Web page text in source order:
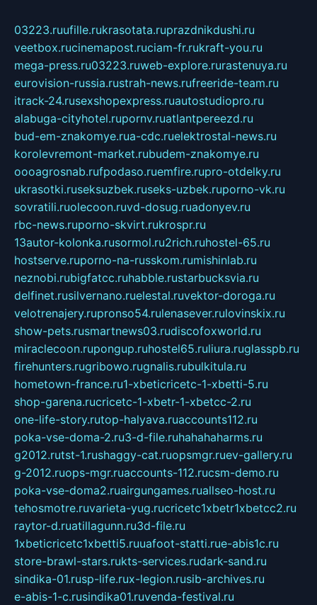
03223.ruufille.rukrasotata.ruprazdnikdushi.ru
veetbox.rucinemapost.ruciam-fr.rukraft-you.ru
mega-press.ru03223.ruweb-explore.rurastenuya.ru
eurovision-russia.rustrah-news.rufreeride-team.ru
itrack-24.rusexshopexpress.ruautostudiopro.ru
alabuga-cityhotel.rupornv.ruatlantpereezd.ru
bud-em-znakomye.rua-cdc.ruelektrostal-news.ru
korolevremont-market.rubudem-znakomye.ru
oooagrosnab.rufpodaso.ruemfire.rupro-otdelky.ru
ukrasotki.ruseksuzbek.ruseks-uzbek.ruporno-vk.ru
sovratili.ruolecoon.ruvd-dosug.ruadonyev.ru
rbc-news.ruporno-skvirt.rukrospr.ru
13autor-kolonka.rusormol.ru2rich.ruhostel-65.ru
hostserve.ruporno-na-russkom.rumishinlab.ru
neznobi.rubigfatcc.ruhabble.rustarbucksvia.ru
delfinet.rusilvernano.ruelestal.ruvektor-doroga.ru
velotrenajery.rupronso54.rulenasever.rulovinskix.ru
show-pets.rusmartnews03.rudiscofoxworld.ru
miraclecoon.rupongup.ruhostel65.ruliura.ruglasspb.ru
firehunters.rugribowo.rugnalis.rubulkitula.ru
hometown-france.ru1-xbeticricetc-1-xbetti-5.ru
shop-garena.rucricetc-1-xbetr-1-xbetcc-2.ru
one-life-story.rutop-halyava.ruaccounts112.ru
poka-vse-doma-2.ru3-d-file.ruhahahaharms.ru
g2012.rutst-1.rushaggy-cat.ruopsmgr.ruev-gallery.ru
g-2012.ruops-mgr.ruaccounts-112.rucsm-demo.ru
poka-vse-doma2.ruairgungames.ruallseo-host.ru
tehosmotre.ruvarieta-yug.rucricetc1xbetr1xbetcc2.ru
raytor-d.ruatillagunn.ru3d-file.ru
1xbeticricetc1xbetti5.ruuafoot-statti.rue-abis1c.ru
store-brawl-stars.rukts-services.rudark-sand.ru
sindika-01.rusp-life.rux-legion.rusib-archives.ru
e-abis-1-c.rusindika01.ruvenda-festival.ru